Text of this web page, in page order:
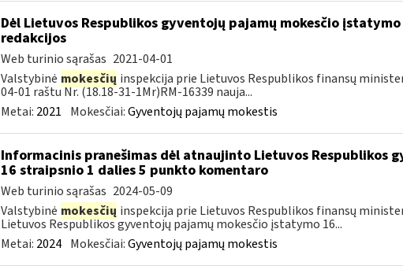
Dėl Lietuvos Respublikos gyventojų pajamų mokesčio
redakcijos
Web turinio sąrašas 2021-04-01
Valstybinė mokesčių inspekcija prie Lietuvos Respublikos finansų
04-01 raštu Nr. (18.18-31-1Mr)RM-16339 nauja...
Metai: 2021 Mokesčiai:Gyventojų pajamų mokestis
Informacinis pranešimas dėl atnaujinto Lietuvos Respublikos
16 straipsnio 1 dalies 5 punkto komentaro
Web turinio sąrašas 2024-05-09
Valstybinė mokesčių inspekcija prie Lietuvos Respublikos finansų
Lietuvos Respublikos gyventojų pajamų mokesčio įstatymo 16...
Metai: 2024 Mokesčiai:Gyventojų pajamų mokestis